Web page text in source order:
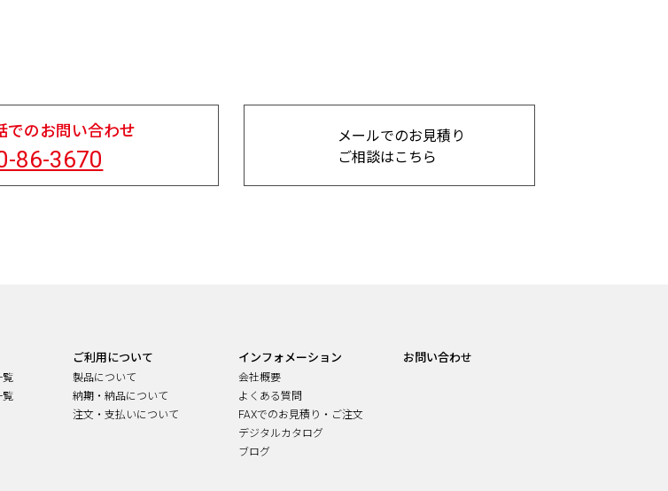
でのお問い合わせ
86-3670
メールでのお見積り
ご相談はこちら
覧
覧
ご利用について
製品について
納期・納品について
注文・支払いについて
インフォメーション
会社概要
よくある質問
FAXでのお見積り・ご注文
デジタルカタログ
ブログ
お問い合わせ